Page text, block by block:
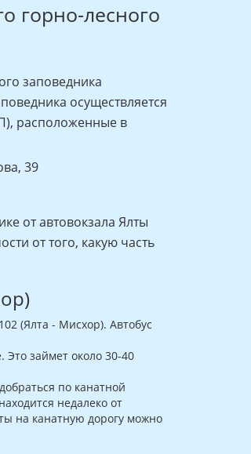
горно-лесного
заповедника
осуществляется
расположенные в
39
от автовокзала Ялты
от того, какую часть
(Ялта - Мисхор). Автобус
Это займет около 30-40
по канатной
недалеко от
на канатную дорогу можно